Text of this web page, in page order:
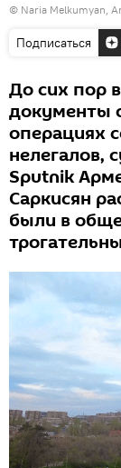
© Naria Melkumyan,
Подписаться
До сих пор
документы
операциях
нелегалов,
Sputnik
Саркисян
были в